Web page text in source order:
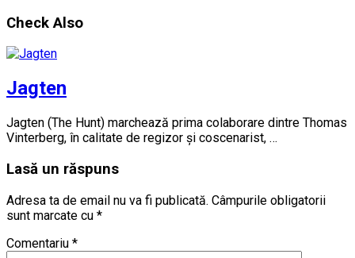
Check Also
Jagten
Jagten (The Hunt) marchează prima colaborare dintre Thomas
Vinterberg, în calitate de regizor și coscenarist, …
Lasă un răspuns
Adresa ta de email nu va fi publicată. Câmpurile obligatorii
sunt marcate cu *
Comentariu *